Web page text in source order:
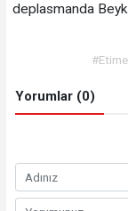
deplasmanda
Yorumlar (0)